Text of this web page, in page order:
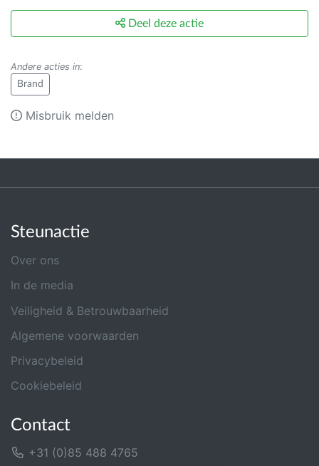
Deel deze actie
Andere acties in:
Brand
Misbruik melden
Steunactie
Over ons
In de media
Veiligheid & Betrouwbaarheid
Algemene voorwaarden
Privacybeleid
Cookiebeleid
Contact
+31 (0)85 488 4765